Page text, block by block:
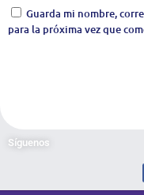
Guarda mi nombre,
para la próxima vez que
Síguenos